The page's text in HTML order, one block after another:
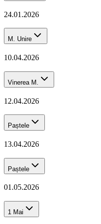
24.01.2026
M. Unire
10.04.2026
Vinerea M.
12.04.2026
Paștele
13.04.2026
Paștele
01.05.2026
1 Mai